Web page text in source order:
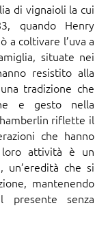
di vignaioli la cui
quando Henry
a coltivare l’uva a
situate nei
resistito alla
tradizione che
e gesto nella
riflette il
che hanno
loro attività è un
che si
mantenendo
presente senza